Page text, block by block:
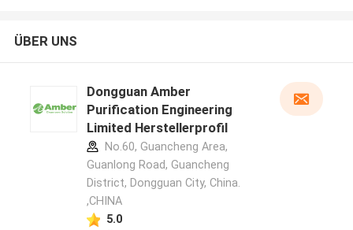
ÜBER UNS
Dongguan Amber
Purification Engineering
Limited Herstellerprofil
No.60, Guancheng Area,
Guanlong Road, Guancheng
District, Dongguan City, China.
,CHINA
5.0